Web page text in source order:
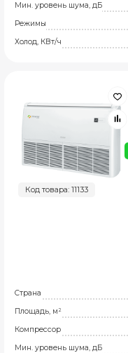
Мин. уровень шума, дБ
Режимы
Холод, КВт/ч
Код товара: 11133
Страна
Площадь, м²
Компрессор
Мин. уровень шума, дБ